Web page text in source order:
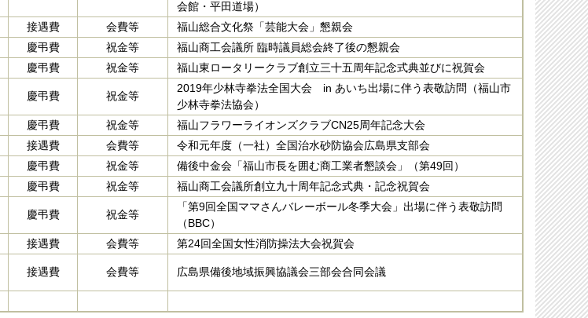
会館・平田道場）
接遇費 会費等
福山総合文化祭「芸能大会」懇親会
慶弔費 祝金等
福山商工会議所 臨時議員総会終了後の懇親会
慶弔費 祝金等 福山東ロータリークラブ創立三十五周年記念式典並びに祝賀会
慶弔費 祝金等
2019年少林寺拳法全国大会 in あいち出場に伴う表敬訪問（福山市
少林寺拳法協会）
慶弔費 祝金等
福山フラワーライオンズクラブCN25周年記念大会
接遇費 会費等
令和元年度（一社）全国治水砂防協会広島県支部会
慶弔費 祝金等
備後中金会「福山市長を囲む商工業者懇談会」（第49回）
慶弔費 祝金等
福山商工会議所創立九十周年記念式典・記念祝賀会
慶弔費 祝金等
「第9回全国ママさんバレーボール冬季大会」出場に伴う表敬訪問
（BBC）
接遇費 会費等
第24回全国女性消防操法大会祝賀会
接遇費 会費等 広島県備後地域振興協議会三部会合同会議